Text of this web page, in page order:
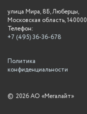
улица Мира, 8Б, Люберцы,
Московская область, 140000
Телефон:
+7 (495) 36-36-678
Политика
конфиденциальности
© 2026 АО «Мегалайт»